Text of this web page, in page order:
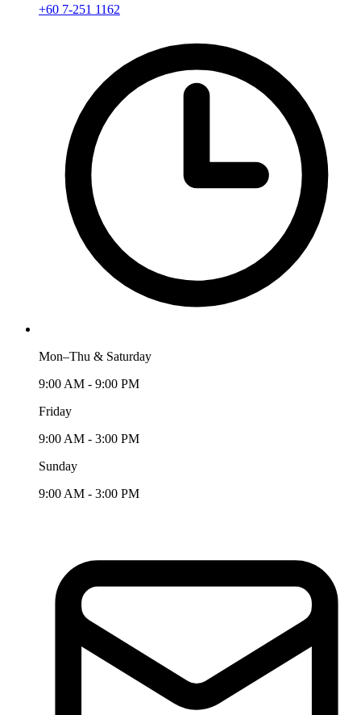
+60 7-251 1162
Mon–Thu & Saturday
9:00 AM - 9:00 PM
Friday
9:00 AM - 3:00 PM
Sunday
9:00 AM - 3:00 PM